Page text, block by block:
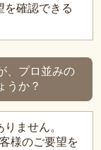
を確認できる
、プロ並みの
うか？
ません。
様のご要望を